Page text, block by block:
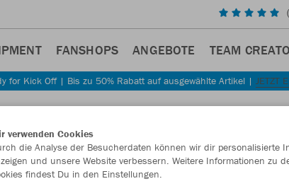
(
FANSHOPS ANGEBOTE TEAM
for Kick Off | Bis zu 50% Rabatt auf ausgewählte Artikel | JETZT
verwenden Cookies
die Analyse der Besucherdaten können wir dir personalisierte
und unsere Website verbessern. Weitere Informationen zu
findest Du in den Einstellungen.